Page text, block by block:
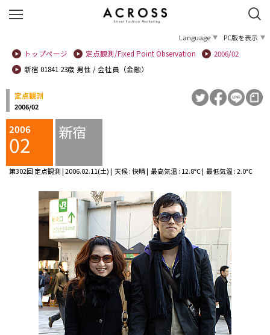
Language
PC版を表示
トップページ
定点観測/Fixed Point Observation
2006/02
新宿 01841 23歳 男性 / 会社員（金融）
定点観測
2006/02
2006
02 新宿
第302回 定点観測 | 2006.02.11(土) | 天候 : 快晴 | 最高気温 : 12.8℃ | 最低気温 : 2.0℃